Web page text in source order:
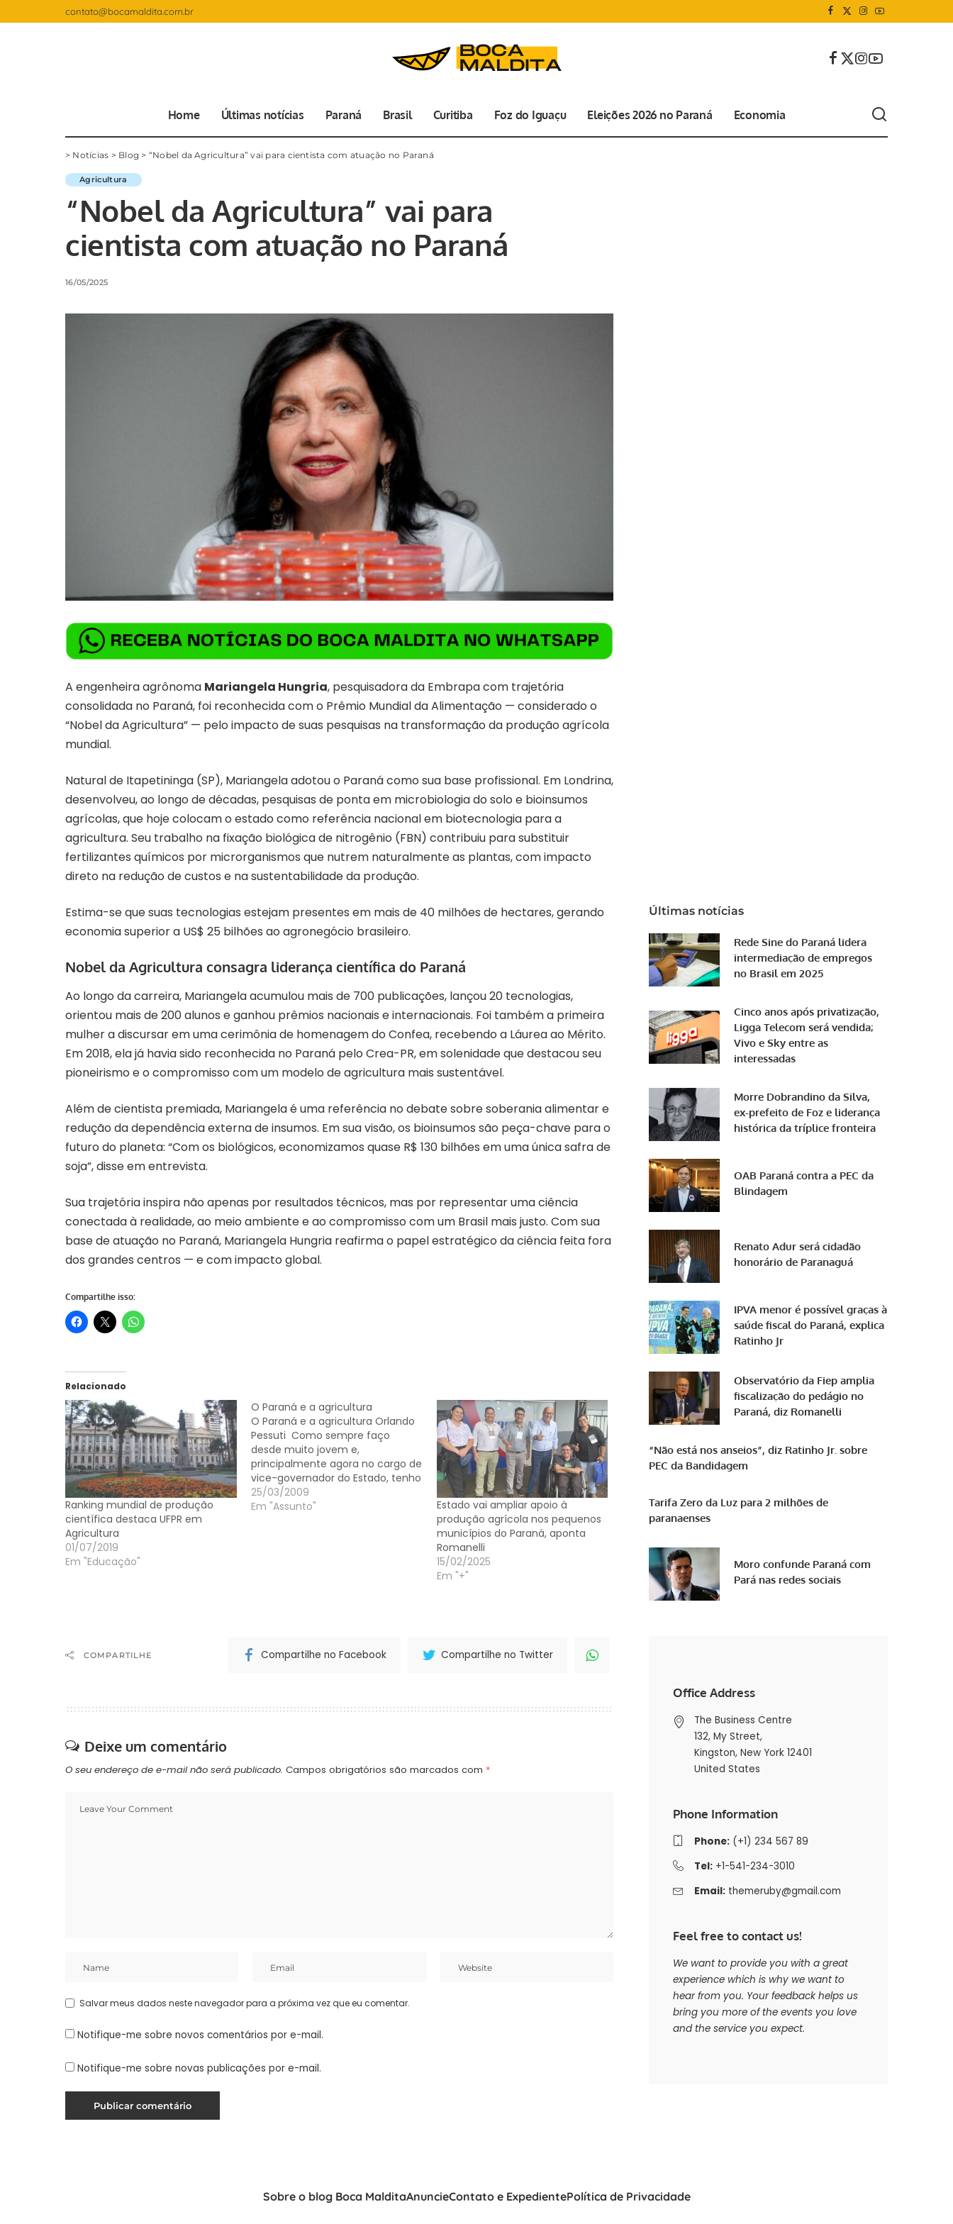
contato@bocamaldita.com.br
Home Últimas notícias Paraná Brasil Curitiba Foz do Iguaçu Eleições 2026 no Paraná Economia
> Notícias > Blog > “Nobel da Agricultura” vai para cientista com atuação no Paraná
Agricultura
“Nobel da Agricultura” vai para
cientista com atuação no Paraná
16/05/2025
A engenheira agrônoma Mariangela Hungria, pesquisadora da Embrapa com trajetória
consolidada no Paraná, foi reconhecida com o Prêmio Mundial da Alimentação — considerado o
“Nobel da Agricultura” — pelo impacto de suas pesquisas na transformação da produção agrícola
mundial.
Natural de Itapetininga (SP), Mariangela adotou o Paraná como sua base profissional. Em Londrina,
desenvolveu, ao longo de décadas, pesquisas de ponta em microbiologia do solo e bioinsumos
agrícolas, que hoje colocam o estado como referência nacional em biotecnologia para a
agricultura. Seu trabalho na fixação biológica de nitrogênio (FBN) contribuiu para substituir
fertilizantes químicos por microrganismos que nutrem naturalmente as plantas, com impacto
direto na redução de custos e na sustentabilidade da produção.
Estima-se que suas tecnologias estejam presentes em mais de 40 milhões de hectares, gerando
economia superior a US$ 25 bilhões ao agronegócio brasileiro.
Nobel da Agricultura consagra liderança científica do Paraná
Ao longo da carreira, Mariangela acumulou mais de 700 publicações, lançou 20 tecnologias,
orientou mais de 200 alunos e ganhou prêmios nacionais e internacionais. Foi também a primeira
mulher a discursar em uma cerimônia de homenagem do Confea, recebendo a Láurea ao Mérito.
Em 2018, ela já havia sido reconhecida no Paraná pelo Crea-PR, em solenidade que destacou seu
pioneirismo e o compromisso com um modelo de agricultura mais sustentável.
Além de cientista premiada, Mariangela é uma referência no debate sobre soberania alimentar e
redução da dependência externa de insumos. Em sua visão, os bioinsumos são peça-chave para o
futuro do planeta: “Com os biológicos, economizamos quase R$ 130 bilhões em uma única safra de
soja”, disse em entrevista.
Sua trajetória inspira não apenas por resultados técnicos, mas por representar uma ciência
conectada à realidade, ao meio ambiente e ao compromisso com um Brasil mais justo. Com sua
base de atuação no Paraná, Mariangela Hungria reafirma o papel estratégico da ciência feita fora
dos grandes centros — e com impacto global.
Compartilhe isso:
Relacionado
Ranking mundial de produção
científica destaca UFPR em
Agricultura
01/07/2019
Em "Educação"
O Paraná e a agricultura
O Paraná e a agricultura Orlando
Pessuti Como sempre faço
desde muito jovem e,
principalmente agora no cargo de
vice-governador do Estado, tenho
andado pelo Paraná afora e cada
vez que amasso o barro nos
25/03/2009
Em "Assunto"
Estado vai ampliar apoio à
produção agrícola nos pequenos
municípios do Paraná, aponta
Romanelli
15/02/2025
Em "+"
COMPARTILHE Compartilhe no Facebook Compartilhe no Twitter
Deixe um comentário
O seu endereço de e-mail não será publicado. Campos obrigatórios são marcados com *
Salvar meus dados neste navegador para a próxima vez que eu comentar.
Notifique-me sobre novos comentários por e-mail.
Notifique-me sobre novas publicações por e-mail.
Últimas notícias
Rede Sine do Paraná lidera
intermediação de empregos
no Brasil em 2025
Cinco anos após privatização,
Ligga Telecom será vendida;
Vivo e Sky entre as
interessadas
Morre Dobrandino da Silva,
ex-prefeito de Foz e liderança
histórica da tríplice fronteira
OAB Paraná contra a PEC da
Blindagem
Renato Adur será cidadão
honorário de Paranaguá
IPVA menor é possível graças à
saúde fiscal do Paraná, explica
Ratinho Jr
Observatório da Fiep amplia
fiscalização do pedágio no
Paraná, diz Romanelli
“Não está nos anseios”, diz Ratinho Jr. sobre
PEC da Bandidagem
Tarifa Zero da Luz para 2 milhões de
paranaenses
Moro confunde Paraná com
Pará nas redes sociais
Office Address
The Business Centre
132, My Street,
Kingston, New York 12401
United States
Phone Information
Phone:(+1) 234 567 89
Tel:+1-541-234-3010
Email: themeruby@gmail.com
Feel free to contact us!
We want to provide you with a great
experience which is why we want to
hear from you. Your feedback helps us
bring you more of the events you love
and the service you expect.
Sobre o blog Boca MalditaAnuncieContato e ExpedientePolítica de Privacidade